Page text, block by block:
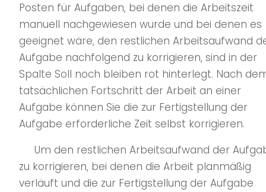
Posten für Aufgaben, bei denen die Arbeitszeit
manuell nachgewiesen wurde und bei denen es
geeignet wäre, den restlichen Arbeitsaufwand
Aufgabe nachfolgend zu korrigieren, sind in der
Spalte Soll noch bleiben rot hinterlegt. Nach
tatsächlichen Fortschritt der Arbeit an einer
Aufgabe können Sie die zur Fertigstellung der
Aufgabe erforderliche Zeit selbst korrigieren.
Um den restlichen Arbeitsaufwand der
zu korrigieren, bei denen die Arbeit planmäßig
verläuft und die zur Fertigstellung der Aufgabe